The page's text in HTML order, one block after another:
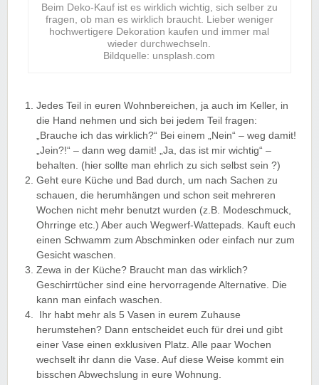
Beim Deko-Kauf ist es wirklich wichtig, sich selber zu
fragen, ob man es wirklich braucht. Lieber weniger
hochwertigere Dekoration kaufen und immer mal
wieder durchwechseln.
Bildquelle: unsplash.com
Jedes Teil in euren Wohnbereichen, ja auch im Keller, in
die Hand nehmen und sich bei jedem Teil fragen:
„Brauche ich das wirklich?“ Bei einem „Nein“ – weg damit!
„Jein?!“ – dann weg damit! „Ja, das ist mir wichtig“ –
behalten. (hier sollte man ehrlich zu sich selbst sein ?)
Geht eure Küche und Bad durch, um nach Sachen zu
schauen, die herumhängen und schon seit mehreren
Wochen nicht mehr benutzt wurden (z.B. Modeschmuck,
Ohrringe etc.) Aber auch Wegwerf-Wattepads. Kauft euch
einen Schwamm zum Abschminken oder einfach nur zum
Gesicht waschen.
Zewa in der Küche? Braucht man das wirklich?
Geschirrtücher sind eine hervorragende Alternative. Die
kann man einfach waschen.
Ihr habt mehr als 5 Vasen in eurem Zuhause
herumstehen? Dann entscheidet euch für drei und gibt
einer Vase einen exklusiven Platz. Alle paar Wochen
wechselt ihr dann die Vase. Auf diese Weise kommt ein
bisschen Abwechslung in eure Wohnung.